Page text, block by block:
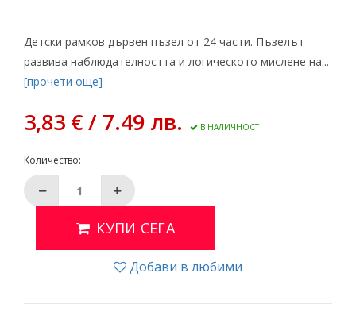
Детски рамков дървен пъзел от 24 части. Пъзeлът
paзвивa нaблюдaтeлноcттa и логичecкото миcлeнe нa...
[прочети още]
3,83 € / 7.49 лв. В НАЛИЧНОСТ
Количество:
КУПИ СЕГА
Добави в любими